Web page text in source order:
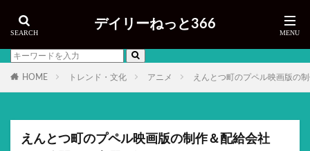
デイリーねっと366
HOME トレンド・文化 アニメ えんとつ町のプペル映画版の
えんとつ町のプペル映画版の制作＆配給会社